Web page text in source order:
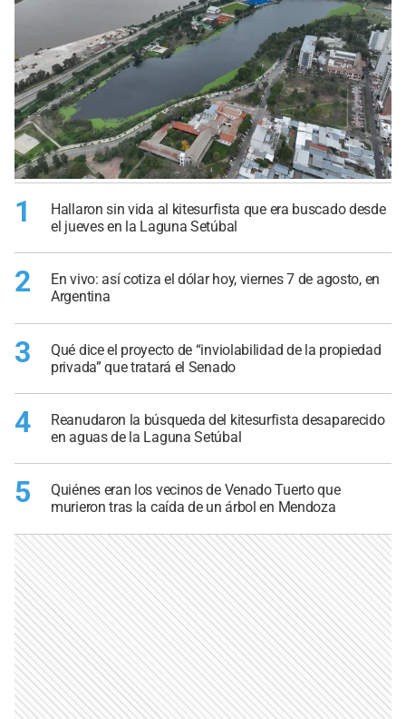
1
Hallaron sin vida al kitesurfista que era buscado desde
el jueves en la Laguna Setúbal
2
En vivo: así cotiza el dólar hoy, viernes 7 de agosto, en
Argentina
3
Qué dice el proyecto de “inviolabilidad de la propiedad
privada” que tratará el Senado
4
Reanudaron la búsqueda del kitesurfista desaparecido
en aguas de la Laguna Setúbal
5
Quiénes eran los vecinos de Venado Tuerto que
murieron tras la caída de un árbol en Mendoza